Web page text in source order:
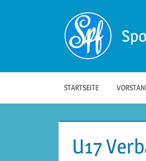
Die
offizielle
Sportfreunde
STARTSEITE
U17